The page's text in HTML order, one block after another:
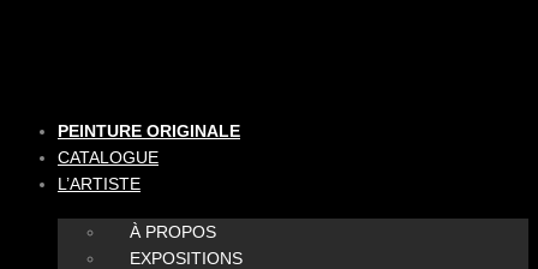
PEINTURE ORIGINALE
CATALOGUE
L’ARTISTE
À PROPOS
EXPOSITIONS